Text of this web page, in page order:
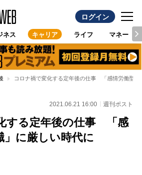
ログイン
ネス キャリア ライフ マネー
コロナ禍で変化する定年後の仕事 「感情労働型営
2021.06.21 16:00 週刊ポスト
する定年後の仕事 「感
」に厳しい時代に